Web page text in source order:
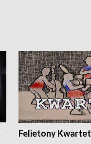
Felietony Kwartet